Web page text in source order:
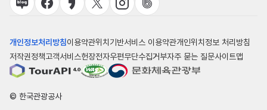
개인정보처리방침이용약관위치기반서비스 이용약관개인위치정보 처리방침
저작권정책고객서비스헌장전자우편무단수집거부자주 묻는 질문사이트맵
© 한국관광공사